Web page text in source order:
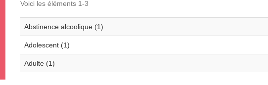
Voici les éléments 1-3
Abstinence alcoolique (1)
Adolescent (1)
Adulte (1)